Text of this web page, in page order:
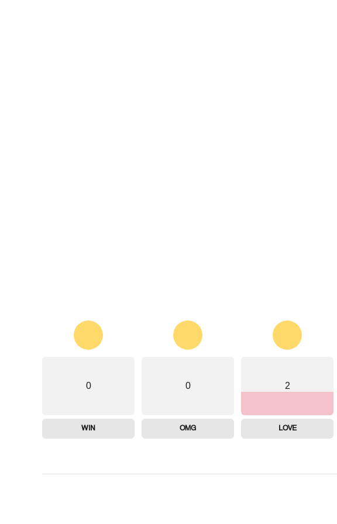
2
LOVE
0
OMG
0
WIN